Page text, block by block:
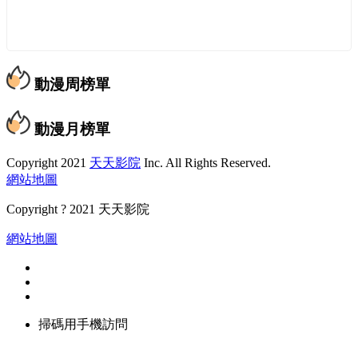
動漫周榜單
動漫月榜單
Copyright 2021 天天影院 Inc. All Rights Reserved.
網站地圖
Copyright ? 2021 天天影院
網站地圖
掃碼用手機訪問